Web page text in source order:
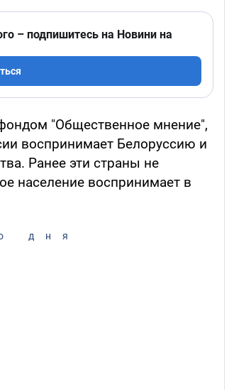
– подпишитесь на Новини на
"Общественное мнение",
воспринимает Белоруссию и
Ранее эти страны не
население воспринимает в
дня